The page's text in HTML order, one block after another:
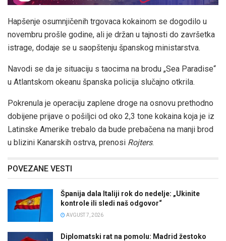
Hapšenje osumnjičenih trgovaca kokainom se dogodilo u
novembru prošle godine, ali je držan u tajnosti do završetka
istrage, dodaje se u saopštenju španskog ministarstva.
Navodi se da je situaciju s taocima na brodu „Sea Paradise“
u Atlantskom okeanu španska policija slučajno otkrila.
Pokrenula je operaciju zaplene droge na osnovu prethodno
dobijene prijave o pošiljci od oko 2,3 tone kokaina koja je iz
Latinske Amerike trebalo da bude prebačena na manji brod
u blizini Kanarskih ostrva, prenosi Rojters.
POVEZANE VESTI
Španija dala Italiji rok do nedelje: „Ukinite
kontrole ili sledi naš odgovor“
AVGUST 7, 2026
Diplomatski rat na pomolu: Madrid žestoko